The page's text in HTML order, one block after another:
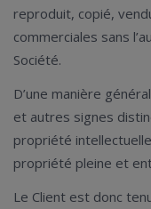
reproduit, copié,
commerciales sans
Société.
D’une manière
et autres signes
propriété
propriété pleine et
Le Client est donc